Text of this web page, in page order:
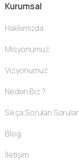
Kurumsal
Hakkımızda
Misyonumuz
Vizyonumuz
Neden Biz ?
Sıkça Sorulan Sorular
Blog
İletişim